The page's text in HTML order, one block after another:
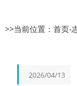
>>当前位置： 首页-
2026/04/13